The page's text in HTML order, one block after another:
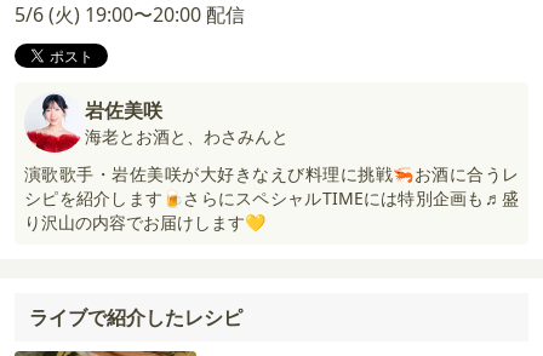
5/6 (火) 19:00〜20:00 配信
岩佐美咲
海老とお酒と、わさみんと
演歌歌手・岩佐美咲が大好きなえび料理に挑戦🦐お酒に合うレ
シピを紹介します🍺さらにスペシャルTIMEには特別企画も♬盛
り沢山の内容でお届けします💛
ライブで紹介したレシピ